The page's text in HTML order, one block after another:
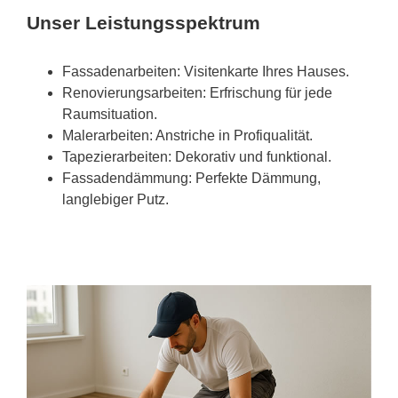
Unser Leistungsspektrum
Fassadenarbeiten: Visitenkarte Ihres Hauses.
Renovierungsarbeiten: Erfrischung für jede
Raumsituation.
Malerarbeiten: Anstriche in Profiqualität.
Tapezierarbeiten: Dekorativ und funktional.
Fassadendämmung: Perfekte Dämmung,
langlebiger Putz.